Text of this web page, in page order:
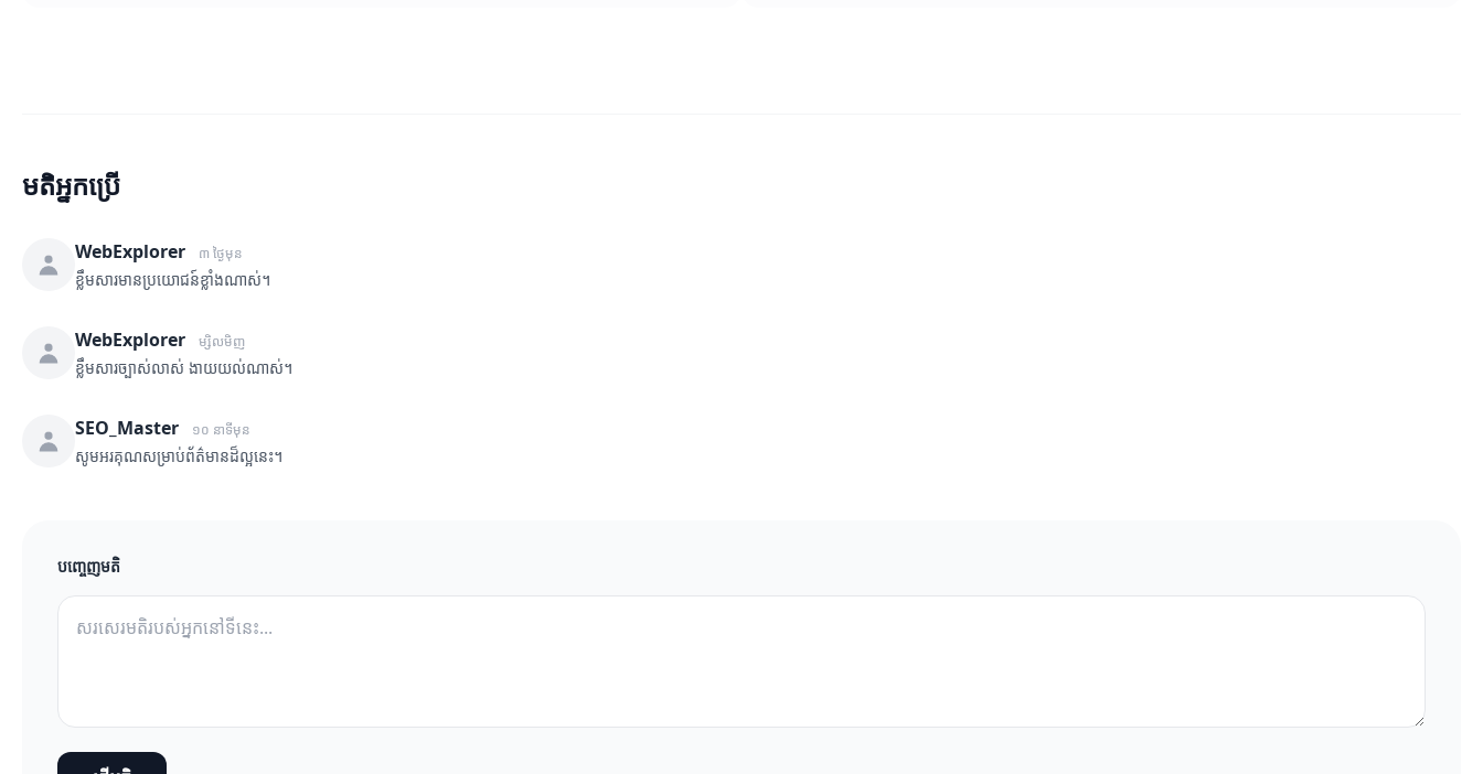
មតិអ្នកប្រើ
WebExplorer ៣ ថ្ងៃមុន
ខ្លឹមសារមានប្រយោជន៍ខ្លាំងណាស់។
WebExplorer ម្សិលមិញ
ខ្លឹមសារច្បាស់លាស់ ងាយយល់ណាស់។
SEO_Master ១០ នាទីមុន
សូមអរគុណសម្រាប់ព័ត៌មានដ៏ល្អនេះ។
បញ្ចេញមតិ